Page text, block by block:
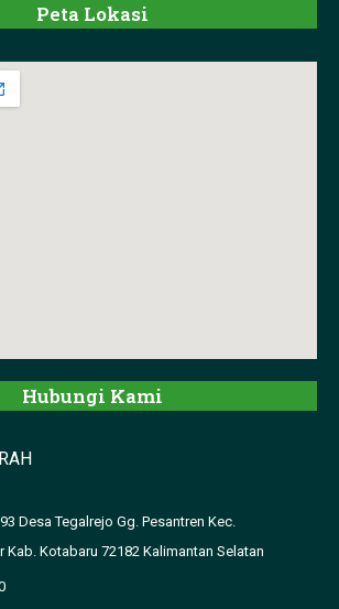
Peta Lokasi
Hubungi Kami
Desa Tegalrejo Gg. Pesantren Kec.
Kab. Kotabaru 72182 Kalimantan Selatan